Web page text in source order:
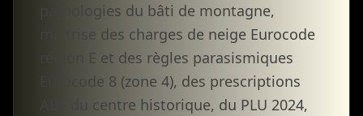
pathologies du bâti de montagne,
maîtrise des charges de neige Eurocode
région E et des règles parasismiques
Eurocode 8 (zone 4), des prescriptions
ABF du centre historique, du PLU 2024,